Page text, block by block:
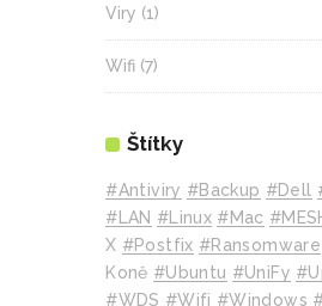
Viry (1)
Wifi (7)
Štítky
#Antiviry #backup #Dell
#LAN #Linux #mac
X #Postfix #Ransomware
Koně #Ubuntu #UniFy
#WDS #wifi #Windows